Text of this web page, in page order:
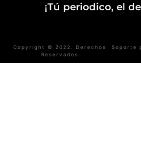
¡Tú periodico, el
Copyright © 2022. Derechos
Reservados
Soporte